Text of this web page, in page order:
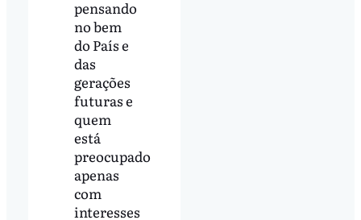
pensando
no bem
do País e
das
gerações
futuras e
quem
está
preocupado
apenas
com
interesses